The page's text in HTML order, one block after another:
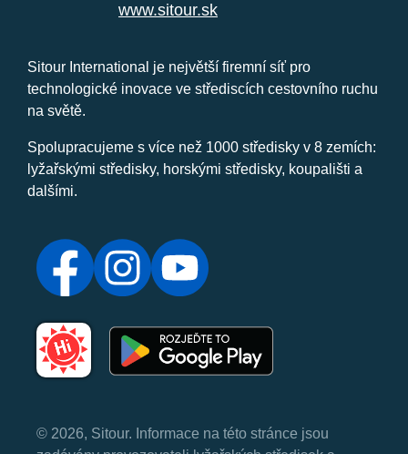
www.sitour.sk
Sitour International je největší firemní síť pro
technologické inovace ve střediscích cestovního ruchu
na světě.
Spolupracujeme s více než 1000 středisky v 8 zemích:
lyžařskými středisky, horskými středisky, koupališti a
dalšími.
© 2026, Sitour. Informace na této stránce jsou